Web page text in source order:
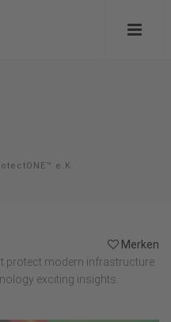
e.K.
Merken
protect modern infrastructure
exciting insights.